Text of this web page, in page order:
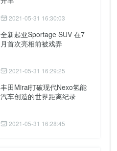
2021-05-31 16:30:03
全新起亚Sportage SUV 在7
月首次亮相前被戏弄
2021-05-31 16:29:25
丰田Mirai打破现代Nexo氢能
汽车创造的世界距离纪录
2021-05-31 16:28:45